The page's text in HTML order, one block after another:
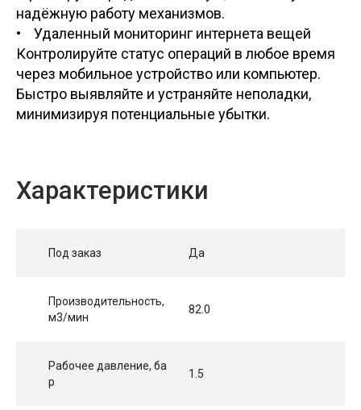
надёжную работу механизмов.
• Удаленный мониторинг интернета вещей
Контролируйте статус операций в любое время
через мобильное устройство или компьютер.
Быстро выявляйте и устраняйте неполадки,
минимизируя потенциальные убытки.
Характеристики
Под заказ Да
Производительность,
м3/мин
82.0
Рабочее давление, ба
р
1.5